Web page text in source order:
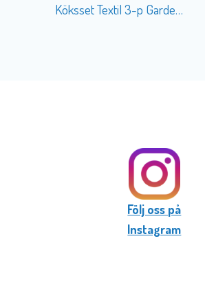
Köksset Textil 3-p Garden Joy
Följ oss på
Instagram